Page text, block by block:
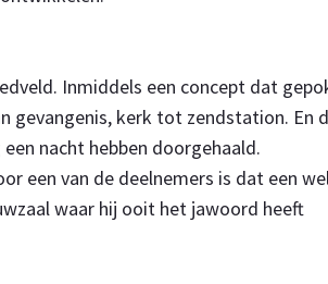
Inmiddels een concept dat
gevangenis, kerk tot zendstation. En
nacht hebben doorgehaald.
een van de deelnemers is dat een
waar hij ooit het jawoord heeft